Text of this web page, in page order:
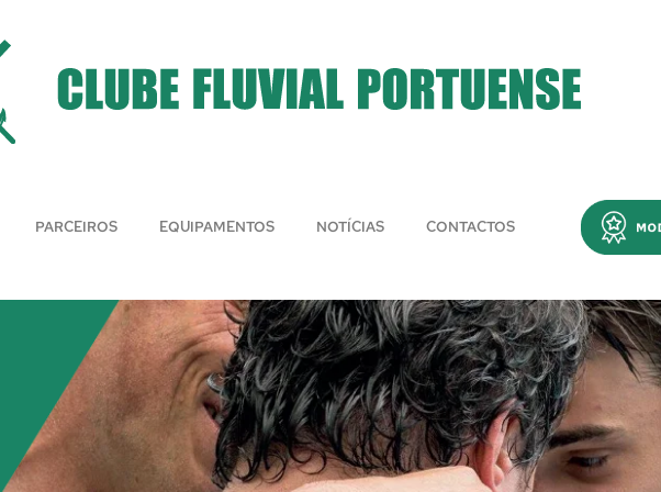
PARCEIROS EQUIPAMENTOS NOTÍCIAS CONTACTOS